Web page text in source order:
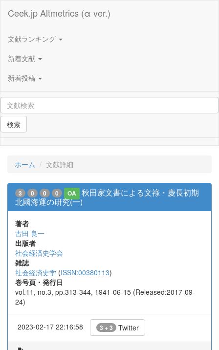
Ceek.jp Altmetrics (α ver.)
文献ランキング
新着文献
新着投稿
検索
ホーム 文献詳細
3 0 0 0 OA
秋田家文書による文祿・慶長初期
北國海運の研究(一)
著者
古田 良一
出版者
社会経済史学会
雑誌
社会経済史学 (ISSN:00380113)
巻号頁・発行日
vol.11, no.3, pp.313-344, 1941-06-15 (Released:2017-09-
24)
2023-02-17 22:16:58 3 + 3 Twitter